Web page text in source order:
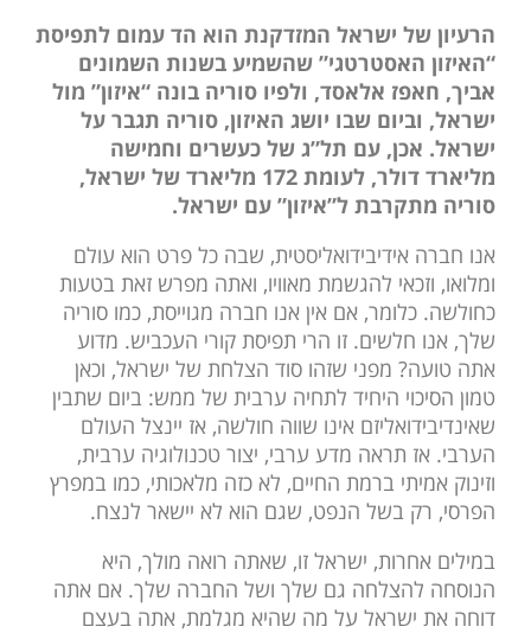
הרעיון של ישראל המזדקנת הוא הד עמום לתפיסת
“האיזון האסטרטגי” שהשמיע בשנות השמונים
אביך, חאפז אלאסד, ולפיו סוריה בונה “איזון” מול
ישראל, וביום שבו יושג האיזון, סוריה תגבר על
ישראל. אכן, עם תל”ג של כעשרים וחמישה
מליארד דולר, לעומת 172 מליארד של ישראל,
סוריה מתקרבת ל”איזון” עם ישראל.
אנו חברה אידיבידואליסטית, שבה כל פרט הוא עולם
ומלואו, וזכאי להגשמת מאוויו, ואתה מפרש זאת בטעות
כחולשה. כלומר, אם אין אנו חברה מגוייסת, כמו סוריה
שלך, אנו חלשים. זו הרי תפיסת קורי העכביש. מדוע
אתה טועה? מפני שזהו סוד הצלחת של ישראל, וכאן
טמון הסיכוי היחיד לתחיה ערבית של ממש: ביום שתבין
שאינדיבידואליזם אינו שווה חולשה, אז יינצל העולם
הערבי. אז תראה מדע ערבי, יצור טכנולוגיה ערבית,
וזינוק אמיתי ברמת החיים, לא כזה מלאכותי, כמו במפרץ
הפרסי, רק בשל הנפט, שגם הוא לא יישאר לנצח.
במילים אחרות, ישראל זו, שאתה רואה מולך, היא
הנוסחה להצלחה גם שלך ושל החברה שלך. אם אתה
דוחה את ישראל על מה שהיא מגלמת, אתה בעצם